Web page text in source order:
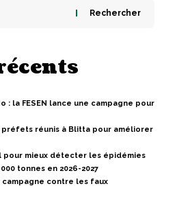
Rechercher
: la FESEN lance une campagne pour
réunis à Blitta pour améliorer
pour mieux détecter les épidémies
tonnes en 2026-2027
campagne contre les faux